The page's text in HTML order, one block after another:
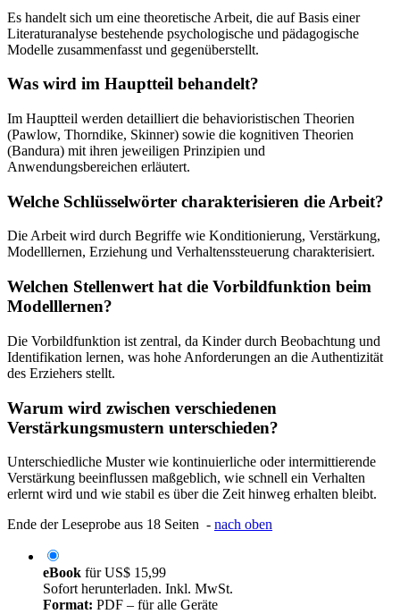
Es handelt sich um eine theoretische Arbeit, die auf Basis einer
Literaturanalyse bestehende psychologische und pädagogische
Modelle zusammenfasst und gegenüberstellt.
Was wird im Hauptteil behandelt?
Im Hauptteil werden detailliert die behavioristischen Theorien
(Pawlow, Thorndike, Skinner) sowie die kognitiven Theorien
(Bandura) mit ihren jeweiligen Prinzipien und
Anwendungsbereichen erläutert.
Welche Schlüsselwörter charakterisieren die Arbeit?
Die Arbeit wird durch Begriffe wie Konditionierung, Verstärkung,
Modelllernen, Erziehung und Verhaltenssteuerung charakterisiert.
Welchen Stellenwert hat die Vorbildfunktion beim
Modelllernen?
Die Vorbildfunktion ist zentral, da Kinder durch Beobachtung und
Identifikation lernen, was hohe Anforderungen an die Authentizität
des Erziehers stellt.
Warum wird zwischen verschiedenen
Verstärkungsmustern unterschieden?
Unterschiedliche Muster wie kontinuierliche oder intermittierende
Verstärkung beeinflussen maßgeblich, wie schnell ein Verhalten
erlernt wird und wie stabil es über die Zeit hinweg erhalten bleibt.
Ende der Leseprobe aus 18 Seiten - nach oben
eBook fürUS$ 15,99
Sofort herunterladen. Inkl. MwSt.
Format: PDF – für alle Geräte